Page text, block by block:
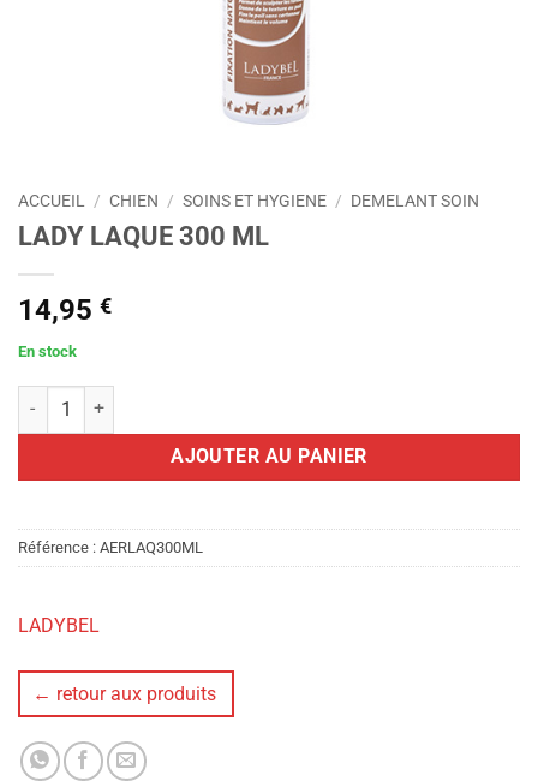
ACCUEIL / CHIEN / SOINS ET HYGIENE / DEMELANT SOIN
LADY LAQUE 300 ML
14,95 €
En stock
quantité de LADY LAQUE 300 ML
AJOUTER AU PANIER
Référence : AERLAQ300ML
LADYBEL
← retour aux produits